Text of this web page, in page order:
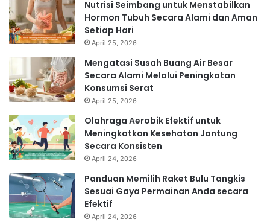
Nutrisi Seimbang untuk Menstabilkan
Hormon Tubuh Secara Alami dan Aman
Setiap Hari
April 25, 2026
Mengatasi Susah Buang Air Besar
Secara Alami Melalui Peningkatan
Konsumsi Serat
April 25, 2026
Olahraga Aerobik Efektif untuk
Meningkatkan Kesehatan Jantung
Secara Konsisten
April 24, 2026
Panduan Memilih Raket Bulu Tangkis
Sesuai Gaya Permainan Anda secara
Efektif
April 24, 2026